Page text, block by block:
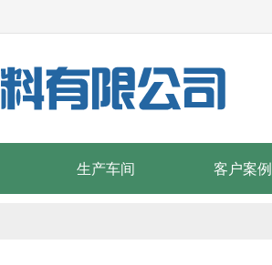
生产车间 客户案例